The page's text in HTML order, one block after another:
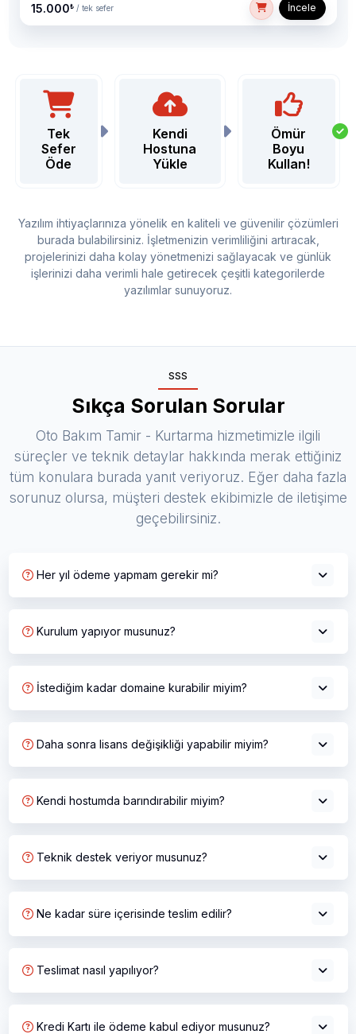
15.000₺ / tek sefer İncele
Tek
Sefer
Öde
Kendi
Hostuna
Yükle
Ömür
Boyu
Kullan!
Yazılım ihtiyaçlarınıza yönelik en kaliteli ve güvenilir çözümleri
burada bulabilirsiniz. İşletmenizin verimliliğini artıracak,
projelerinizi daha kolay yönetmenizi sağlayacak ve günlük
işlerinizi daha verimli hale getirecek çeşitli kategorilerde
yazılımlar sunuyoruz.
SSS
Sıkça Sorulan Sorular
Oto Bakım Tamir - Kurtarma hizmetimizle ilgili
süreçler ve teknik detaylar hakkında merak ettiğiniz
tüm konulara burada yanıt veriyoruz. Eğer daha fazla
sorunuz olursa, müşteri destek ekibimizle de iletişime
geçebilirsiniz.
Her yıl ödeme yapmam gerekir mi?
Kurulum yapıyor musunuz?
İstediğim kadar domaine kurabilir miyim?
Daha sonra lisans değişikliği yapabilir miyim?
Kendi hostumda barındırabilir miyim?
Teknik destek veriyor musunuz?
Ne kadar süre içerisinde teslim edilir?
Teslimat nasıl yapılıyor?
Kredi Kartı ile ödeme kabul ediyor musunuz?